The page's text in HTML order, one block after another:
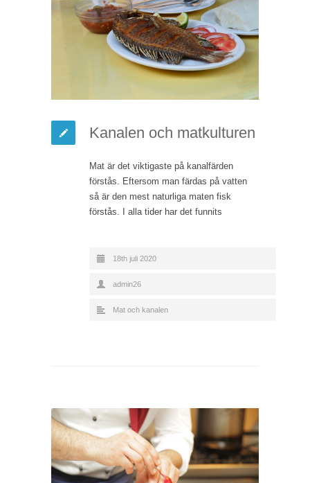
Kanalen och matkulturen
Mat är det viktigaste på kanalfärden
förstås. Eftersom man färdas på vatten
så är den mest naturliga maten fisk
förstås. I alla tider har det funnits
18th juli 2020
admin26
Mat och kanalen